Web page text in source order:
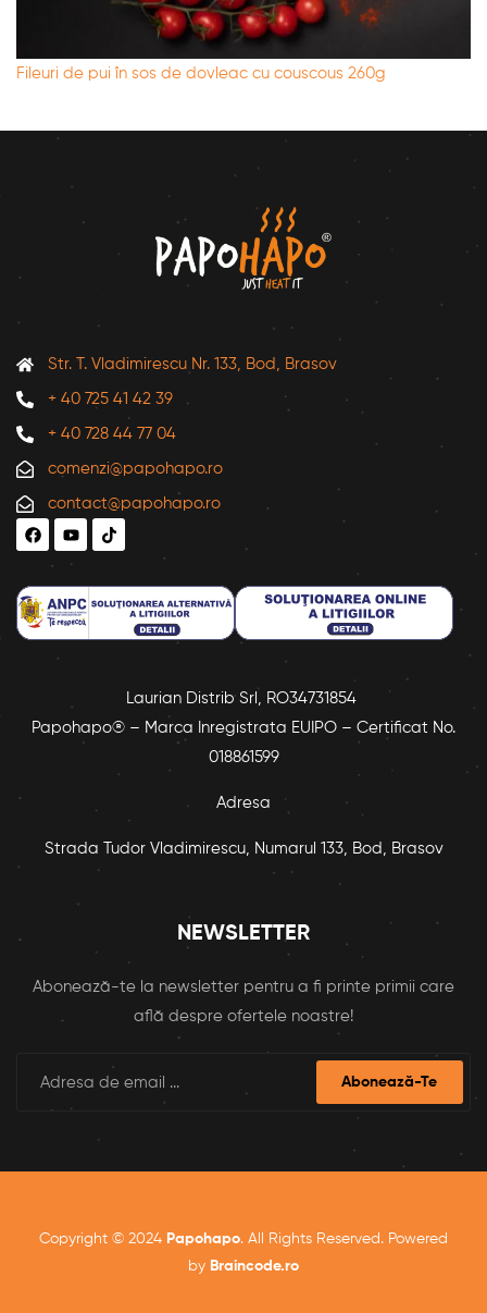
Fileuri de pui în sos de dovleac cu couscous 260g
Str. T. Vladimirescu Nr. 133, Bod, Brasov
+ 40 725 41 42 39
+ 40 728 44 77 04
comenzi@papohapo.ro
contact@papohapo.ro
Laurian Distrib Srl, RO34731854
Papohapo® – Marca Inregistrata EUIPO – Certificat No.
018861599
Adresa
Strada Tudor Vladimirescu, Numarul 133, Bod, Brasov
NEWSLETTER
Abonează-te la newsletter pentru a fi printe primii care
află despre ofertele noastre!
Abonează-Te
Copyright © 2024 Papohapo. All Rights Reserved. Powered
by Braincode.ro